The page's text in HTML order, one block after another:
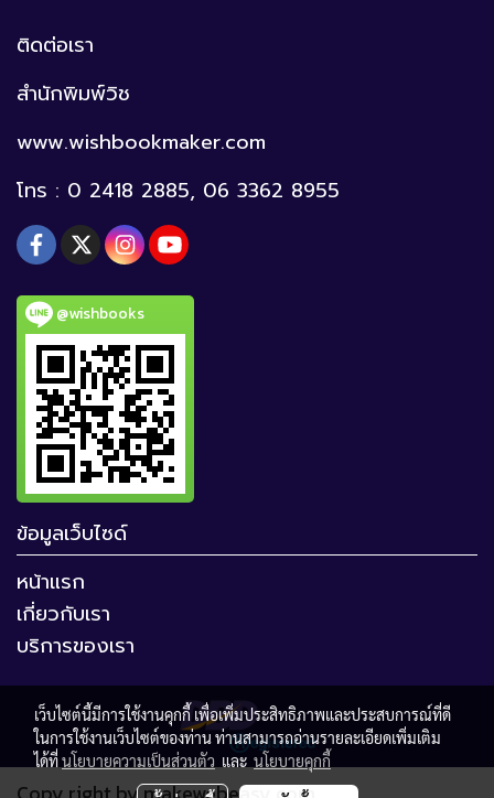
ติดต่อเรา
สำนักพิมพ์วิช
www.wishbookmaker.com
โทร : 0 2418 2885, 06 3362 8955
@wishbooks
ข้อมูลเว็บไซด์
หน้าแรก
เกี่ยวกับเรา
บริการของเรา
เว็บไซต์นี้มีการใช้งานคุกกี้ เพื่อเพิ่มประสิทธิภาพและประสบการณ์ที่ดี
ในการใช้งานเว็บไซต์ของท่าน ท่านสามารถอ่านรายละเอียดเพิ่มเติม
ได้ที่นโยบายความเป็นส่วนตัว และ นโยบายคุกกี้